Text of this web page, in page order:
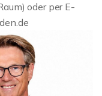
oder per E-